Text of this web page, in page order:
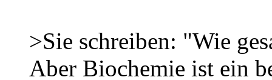
>Sie schreiben: "Wie
Aber Biochemie ist ein